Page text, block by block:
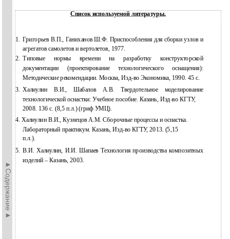
►Содержание►
Список используемой литературы.
1. Григорьев В.П., Ганиханов Ш.Ф. Приспособления для сборки узлов и
агрегатов самолетов и вертолетов, 1977.
2. Типовые нормы времени на разработку конструкторской
документации (проектирование технологического оснащения):
Методические рекомендации. Москва,Изд-во Экономика, 1990. 45 с.
3. Халиулин В.И., Шабалов А.В. Твердотельное моделирование
технологической оснастки: Учебное пособие. Казань,Изд-во КГТУ,
2008. 136 с. (8,5 п.л.) (гриф УМЦ).
4. Халиулин В.И., Кузнецов А.М. Сборочные процессы и оснастка.
Лабораторный практикум. Казань, Изд-во КГТУ, 2013. (5,15
п.л.).
5. В.И. Халиулин, И.И. Шапаев Технология производства композитных
изделий – Казань, 2003.